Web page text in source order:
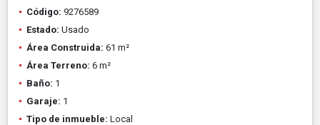
Código: 9276589
Estado: Usado
Área Construida: 61 m²
Área Terreno: 6 m²
Baño: 1
Garaje: 1
Tipo de inmueble: Local